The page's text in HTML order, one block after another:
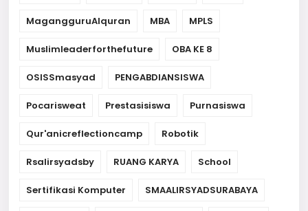
MagangguruAlquran MBA MPLS
Muslimleaderforthefuture OBA KE 8
OSISSmasyad PENGABDIANSISWA
Pocarisweat Prestasisiswa Purnasiswa
Qur'anicreflectioncamp Robotik
Rsalirsyadsby RUANG KARYA School
Sertifikasi Komputer SMAALIRSYADSURABAYA